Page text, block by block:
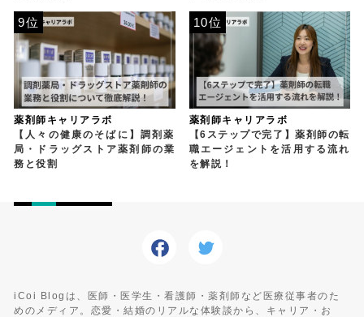
薬剤師キャリアラボ
【人々の健康のそばに】調剤薬
局・ドラッグストア薬剤師の業
務と役割
9位
薬剤師キャリアラボ
【6ステップで完了】薬剤師の転
職エージェントを活用する流れ
を解説！
10位
iCoi Blogは、医師・医学生・看護師・薬剤師など医療従事者のた
めのメディア。恋愛・結婚のリアルな体験談から、キャリア・お